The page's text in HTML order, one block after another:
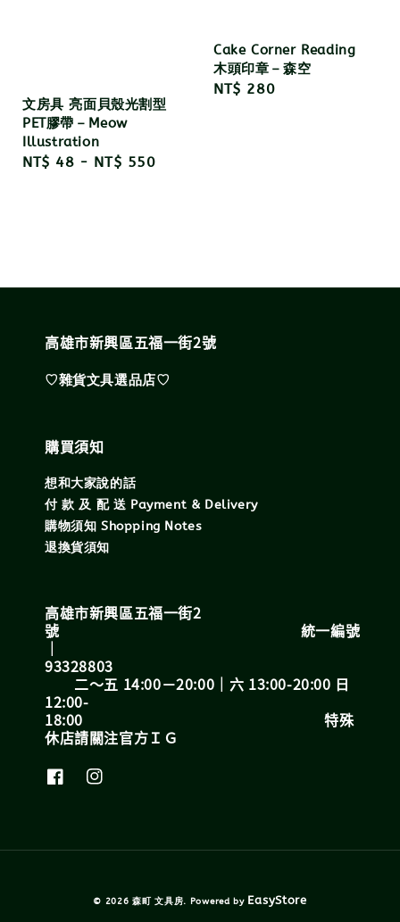
文房具 亮面貝殼光割型
PET膠帶－Meow
Illustration
Regular
NT$ 48 - NT$ 550
Cake Corner Reading
木頭印章－森空
Regular
NT$ 280
高雄市新興區五福一街2號
♡雜貨文具選品店♡
購買須知
想和大家說的話
付 款 及 配 送 Payment & Delivery
購物須知 Shopping Notes
退換貨須知
高雄市新興區五福一街2
號 統一編號
｜
93328803
二～五 14:00－20:00｜六 13:00-20:00 日
12:00-
18:00 特殊
休店請關注官方ＩＧ
© 2026 森町 文具房. Powered by EasyStore